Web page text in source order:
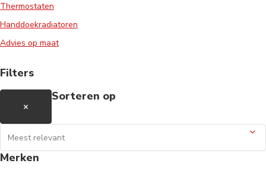
zaterdag vanaf 1 september 2022
Thermostaten
Handdoekradiatoren
Advies op maat
Filters
×
Sorteren op
Merken